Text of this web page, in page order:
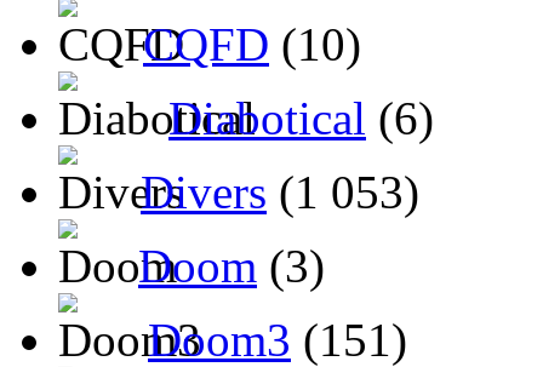
CQFD (10)
Diabotical (6)
Divers (1 053)
Doom (3)
Doom3 (151)